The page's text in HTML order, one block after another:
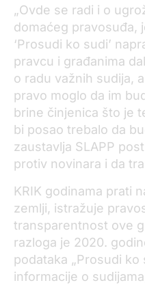
„Ovde se radi i o
domaćeg pravosuđa,
‘Prosudi ko sudi’
pravcu i građanima
o radu važnih sudija,
pravo moglo da im
brine činjenica što je
bi posao trebalo da
zaustavlja SLAPP
protiv novinara i da
KRIK godinama prati
zemlji, istražuje
transparentnost ove
razloga je 2020.
podataka „Prosudi ko
informacije o